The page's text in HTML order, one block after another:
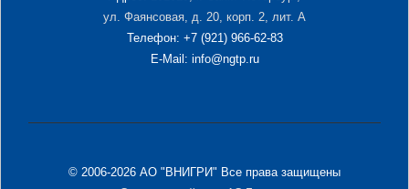
ул. Фаянсовая, д. 20, корп. 2, лит. А
Телефон: +7 (921) 966-62-83
E-Mail: info@ngtp.ru
© 2006-2026 АО "ВНИГРИ" Все права защищены